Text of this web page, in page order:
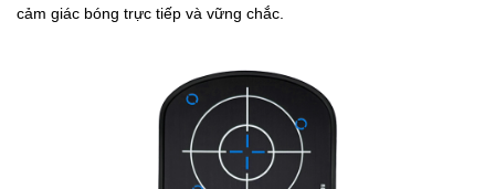
cảm giác bóng trực tiếp và vững chắc.